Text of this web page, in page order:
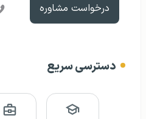
درخواست مشاوره
دسترسی سریع